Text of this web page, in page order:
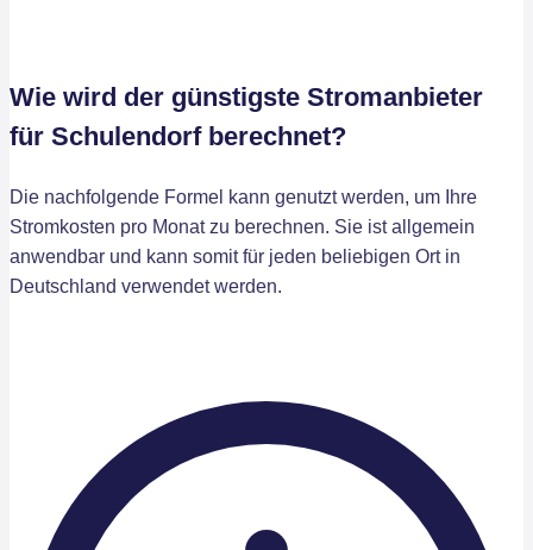
Wie wird der günstigste Stromanbieter
für Schulendorf berechnet?
Die nachfolgende Formel kann genutzt werden, um Ihre
Stromkosten pro Monat zu berechnen. Sie ist allgemein
anwendbar und kann somit für jeden beliebigen Ort in
Deutschland verwendet werden.